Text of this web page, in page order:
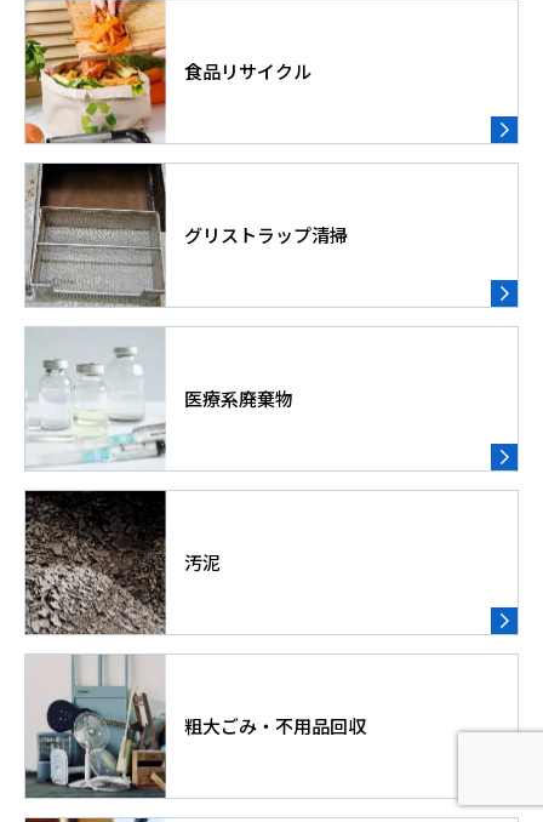
食品リサイクル
グリストラップ清掃
医療系廃棄物
汚泥
粗大ごみ・不用品回収